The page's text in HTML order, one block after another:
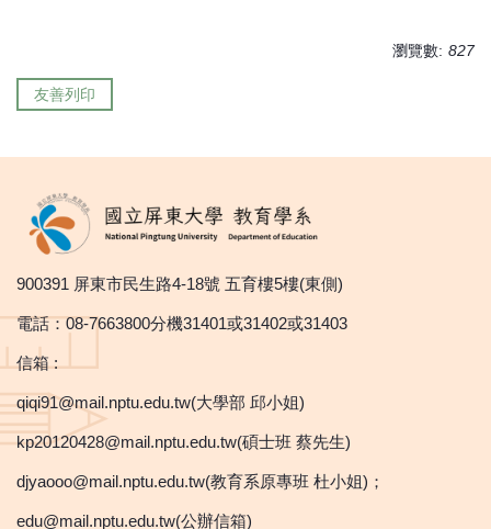
瀏覽數: 827
友善列印
900391 屏東市民生路4-18號 五育樓5樓(東側)
電話：08-7663800分機31401或31402或31403
信箱 :
qiqi91@mail.nptu.edu.tw(大學部 邱小姐)
kp20120428@mail.nptu.edu.tw(碩士班 蔡先生)
djyaooo@mail.nptu.edu.tw(教育系原專班 杜小姐)；
edu@mail.nptu.edu.tw(公辦信箱)